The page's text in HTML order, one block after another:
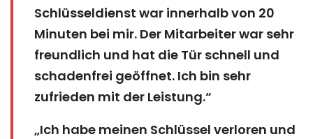
Schlüsseldienst war innerhalb von 20
Minuten bei mir. Der Mitarbeiter war sehr
freundlich und hat die Tür schnell und
schadenfrei geöffnet. Ich bin sehr
zufrieden mit der Leistung.“
„Ich habe meinen Schlüssel verloren und